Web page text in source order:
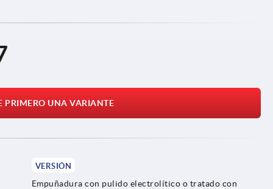
PRIMERO UNA VARIANTE
VERSIÓN
Empuñadura con pulido electrolítico o tratado con